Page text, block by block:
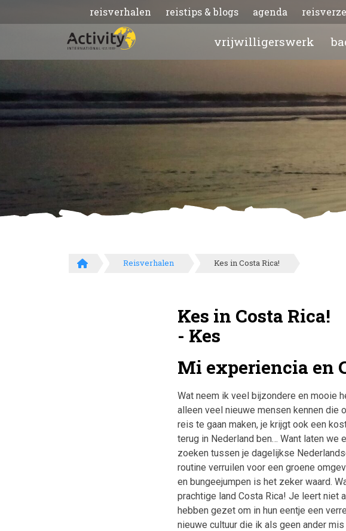
reisverhalen reistips & blogs agenda
vrijwilligerswerk
Reisverhalen Kes in Costa Rica!
Kes in Costa Rica!
- Kes
Mi experiencia en
Wat neem ik veel bijzondere en mooie
alleen veel nieuwe mensen kennen die
reis te gaan maken, je krijgt ook een
terug in Nederland ben… Want laten
zoeken tussen je dagelijkse
routine verruilen voor een groene
en bungeejumpen is het zeker waard.
prachtige land Costa Rica! Je leert niet
hebben gezet om in hun eentje een
nieuwe cultuur die ik als geen ander